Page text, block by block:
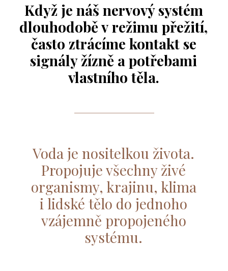
Když je náš nervový systém
dlouhodobě v režimu přežití,
často ztrácíme kontakt se
signály žízně a potřebami
vlastního těla.
Voda je nositelkou života.
Propojuje všechny živé
organismy, krajinu, klima
i lidské tělo do jednoho
vzájemně propojeného
systému.